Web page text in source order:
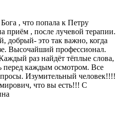
, что попала к Петру
приём , после лучевой терапии.
добрый- это так важно, когда
Высочайший профессионал.
раз найдёт тёплые слова,
перед каждым осмотром. Все
Изумительный человек!!!!
что вы есть!!! С